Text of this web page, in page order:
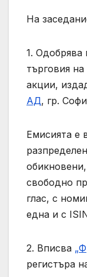
На
1. Одобрява
търговия
акции,
АД, гр.
Емисията е
свободно
глас, с
една и с
2. Вписва
регистъра